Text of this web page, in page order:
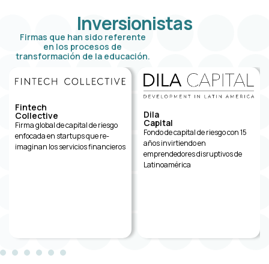
Inversionistas
Firmas que han sido referente
en los procesos de
transformación de la educación.
Fintech
Collective
Firma global de capital de riesgo
enfocada en startups que re-
imaginan los servicios financieros
Dila
Capital
Fondo de capital de riesgo con 15
años invirtiendo en
emprendedores disruptivos de
Latinoamérica